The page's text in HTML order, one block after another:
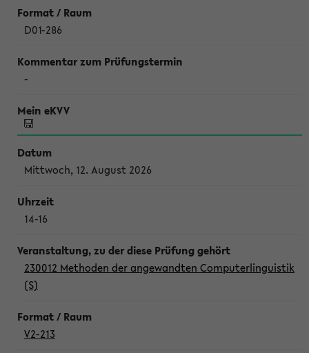
D01-286
-
Mittwoch, 12. August 2026
14-16
230012 Methoden der angewandten Computerlinguistik
(S)
V2-213